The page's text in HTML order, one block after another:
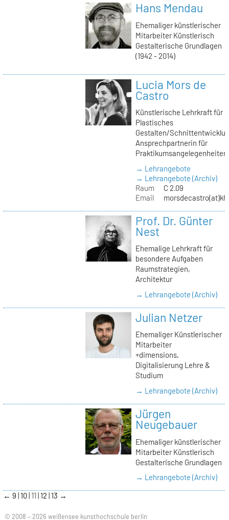
Hans Mendau
Ehemaliger künstlerischer
Mitarbeiter Künstlerisch
Gestalterische Grundlagen
(1942 - 2014)
Lucia Mors de
Castro
Künstlerische Lehrkraft für
Plastisches
Gestalten/
Ansprechpartnerin für
Praktikumsangelegenheiten
→ Lehrangebote
→ Lehrangebote (Archiv)
Raum
C 2.09
Email
Prof. Dr. Günter
Nest
Ehemalige Lehrkraft für
besondere Aufgaben
Raumstrategien,
Architektur
→ Lehrangebote (Archiv)
Julian Netzer
Ehemaliger Künstlerischer
Mitarbeiter
+dimensions,
Digitalisierung Lehre &
Studium
→ Lehrangebote (Archiv)
Jürgen
Neugebauer
Ehemaliger künstlerischer
Mitarbeiter Künstlerisch
Gestalterische Grundlagen
→ Lehrangebote (Archiv)
← 9 10 11 12 13 →
© 2008 – 2026 weißensee kunsthochschule berlin